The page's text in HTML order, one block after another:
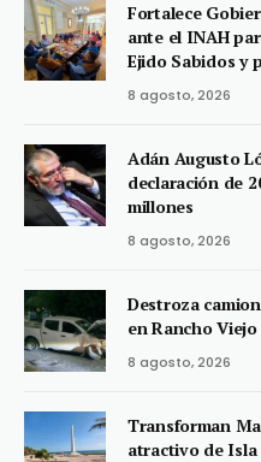
Fortalece
ante el INAH
Ejido Sabidos y
8 agosto, 2026
Adán Augusto
declaración de
millones
8 agosto, 2026
Destroza
en Rancho Viejo
8 agosto, 2026
Transforman
atractivo de Isla